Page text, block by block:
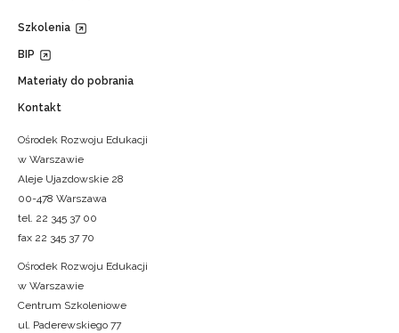
Szkolenia
BIP
Materiały do pobrania
Kontakt
Ośrodek Rozwoju Edukacji
w Warszawie
Aleje Ujazdowskie 28
00-478 Warszawa
tel. 22 345 37 00
fax 22 345 37 70
Ośrodek Rozwoju Edukacji
w Warszawie
Centrum Szkoleniowe
ul. Paderewskiego 77